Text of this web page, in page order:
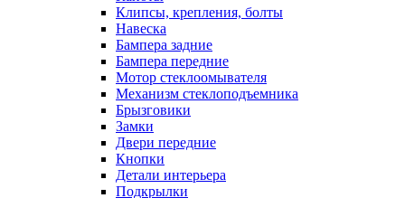
Клипсы, крепления, болты
Навеска
Бампера задние
Бампера передние
Мотор стеклоомывателя
Механизм стеклоподъемника
Брызговики
Замки
Двери передние
Кнопки
Детали интерьера
Подкрылки